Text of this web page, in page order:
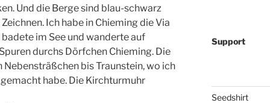
Und die Berge sind blau-schwarz
Ich habe in Chieming die Via
im See und wanderte auf
durchs Dörfchen Chieming. Die
bis Traunstein, wo ich
habe. Die Kirchturmuhr
Support
Seedshirt